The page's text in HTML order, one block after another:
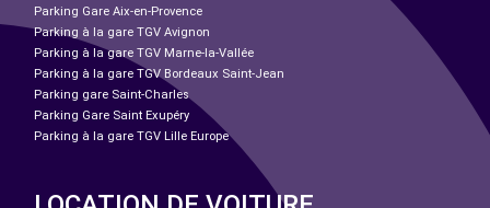
Parking Gare Aix-en-Provence
Parking à la gare TGV Avignon
Parking à la gare TGV Marne-la-Vallée
Parking à la gare TGV Bordeaux Saint-Jean
Parking gare Saint-Charles
Parking Gare Saint Exupéry
Parking à la gare TGV Lille Europe